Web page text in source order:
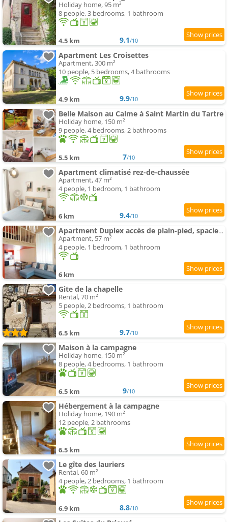
Holiday home, 95 m²
8 people, 3 bedrooms, 1 bathroom
4.5 km 9.1/10
Apartment Les Croisettes
Apartment, 300 m²
10 people, 5 bedrooms, 4 bathrooms
4.9 km 9.9/10
Belle Maison au Calme à Saint Martin du Tartre
Holiday home, 150 m²
9 people, 4 bedrooms, 2 bathrooms
5.5 km 7/10
Apartment climatisé rez-de-chaussée
Apartment, 47 m²
4 people, 1 bedroom, 1 bathroom
6 km 9.4/10
Apartment Duplex accès de plain-pied, spacieux lumineux
Apartment, 57 m²
4 people, 1 bedroom, 1 bathroom
6 km
Gite de la chapelle
Rental, 70 m²
5 people, 2 bedrooms, 1 bathroom
6.5 km 9.7/10
Maison à la campagne
Holiday home, 150 m²
8 people, 4 bedrooms, 1 bathroom
6.5 km 9/10
Hébergement à la campagne
Holiday home, 190 m²
12 people, 2 bathrooms
6.5 km
Le gîte des lauriers
Rental, 60 m²
4 people, 2 bedrooms, 1 bathroom
6.9 km 8.8/10